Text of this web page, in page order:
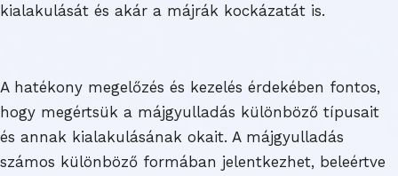
kialakulását és akár a májrák kockázatát is.
A hatékony megelőzés és kezelés érdekében fontos,
hogy megértsük a májgyulladás különböző típusait
és annak kialakulásának okait. A májgyulladás
számos különböző formában jelentkezhet, beleértve